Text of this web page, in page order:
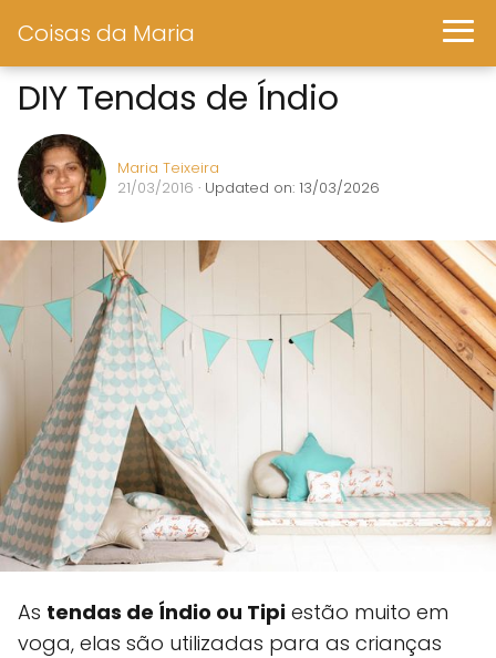
Coisas da Maria
DIY Tendas de Índio
Maria Teixeira
21/03/2016 · Updated on: 13/03/2026
As tendas de Índio ou Tipi estão muito em
voga, elas são utilizadas para as crianças